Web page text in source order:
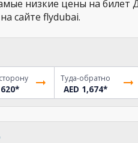
низкие цены на билет
сайте flydubai.
*
Туда-обратно
AED 1,674*